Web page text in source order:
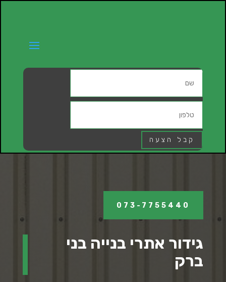
קבל הצעה
073-7755440
גידור אתרי בנייה בני
ברק